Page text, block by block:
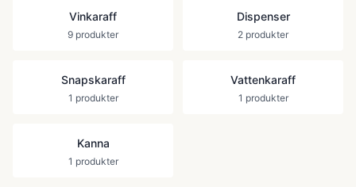
Vinkaraff
9 produkter
Dispenser
2 produkter
Snapskaraff
1 produkter
Vattenkaraff
1 produkter
Kanna
1 produkter